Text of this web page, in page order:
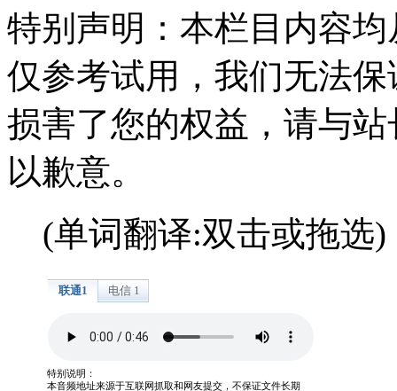
特别声明：本栏目内容
仅参考试用，我们无法
损害了您的权益，请与
以歉意。
(单词翻译:双击或拖选)